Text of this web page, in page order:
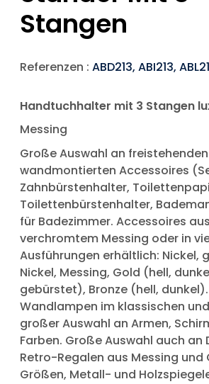
Stangen
Referenzen : ABD213, ABI213,
Handtuchhalter mit 3 Stangen
Messing
Große Auswahl an
wandmontierten Accessoires
Zahnbürstenhalter,
Toilettenbürstenhalter,
für Badezimmer. Accessoires
verchromtem Messing oder in
Ausführungen erhältlich: Nickel,
Nickel, Messing, Gold (hell,
gebürstet), Bronze (hell,
Wandlampen im klassischen
großer Auswahl an Armen,
Farben. Große Auswahl auch an
Retro-Regalen aus Messing und
Größen, Metall- und